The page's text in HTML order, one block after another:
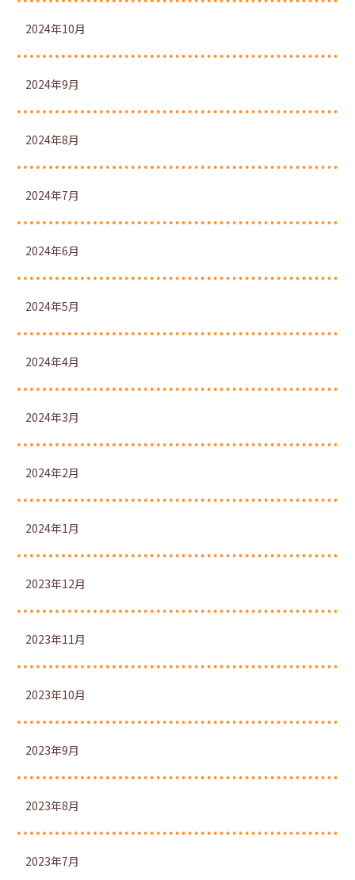
2024年10月
2024年9月
2024年8月
2024年7月
2024年6月
2024年5月
2024年4月
2024年3月
2024年2月
2024年1月
2023年12月
2023年11月
2023年10月
2023年9月
2023年8月
2023年7月